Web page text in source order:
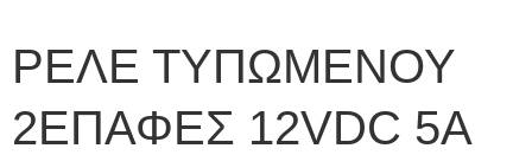
ΡΕΛΕ ΤΥΠΩΜΕΝΟΥ
2ΕΠΑΦΕΣ 12VDC 5A